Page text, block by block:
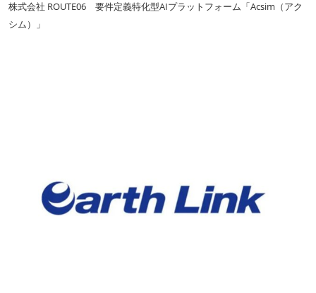
株式会社 ROUTE06 要件定義特化型AIプラットフォーム「Acsim（アク
シム）」